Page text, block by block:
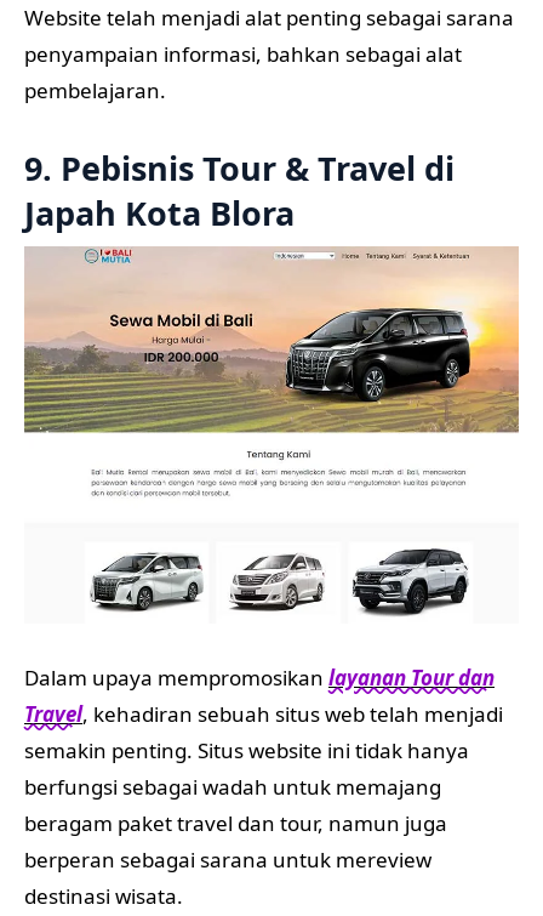
Website telah menjadi alat penting sebagai sarana
penyampaian informasi, bahkan sebagai alat
pembelajaran.
9. Pebisnis Tour & Travel di
Japah Kota Blora
Dalam upaya mempromosikan layanan Tour dan
Travel, kehadiran sebuah situs web telah menjadi
semakin penting. Situs website ini tidak hanya
berfungsi sebagai wadah untuk memajang
beragam paket travel dan tour, namun juga
berperan sebagai sarana untuk mereview
destinasi wisata.